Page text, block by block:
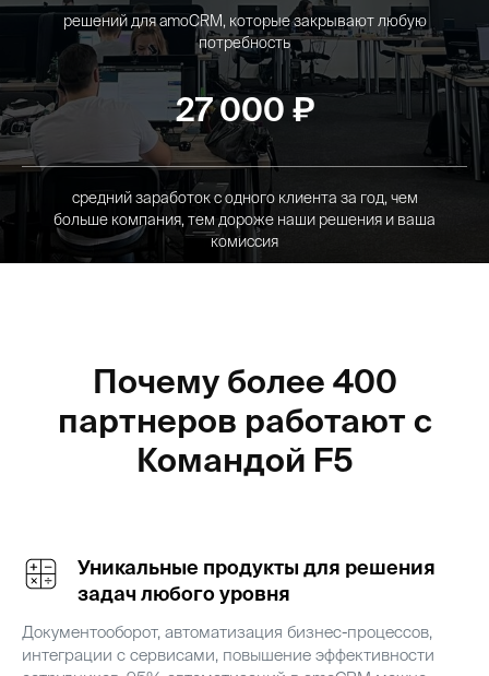
решений для amoCRM, которые закрывают любую
потребность
27 000 ₽
средний заработок с одного клиента за год, чем
больше компания, тем дороже наши решения и ваша
комиссия
Почему более 400
партнеров работают с
Командой F5
Уникальные продукты для решения
задач любого уровня
Документооборот, автоматизация бизнес-процессов,
интеграции с сервисами, повышение эффективности